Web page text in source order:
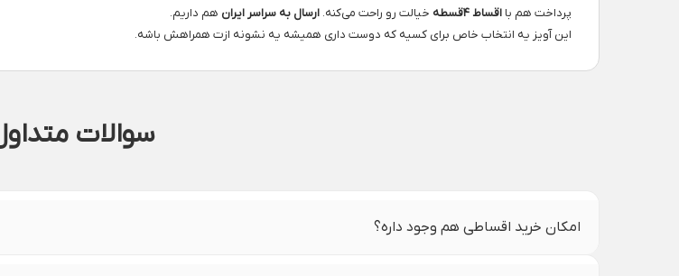
پرداخت هم با اقساط ۴قسطه خیالت رو راحت می‌کنه. ارسال به سراسر ایران هم داریم.
این آویز یه انتخاب خاص برای کسیه که دوست داری همیشه یه نشونه ازت همراهش باشه.
سوالات
امکان خرید اقساطی هم وجود داره؟